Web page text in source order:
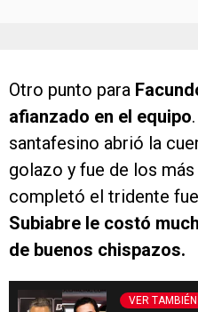
Otro punto para
afianzado en el equipo
santafesino abrió la
golazo y fue de los
completó el tridente
Subiabre le costó
de buenos chispazos.
VER TAMBIÉN